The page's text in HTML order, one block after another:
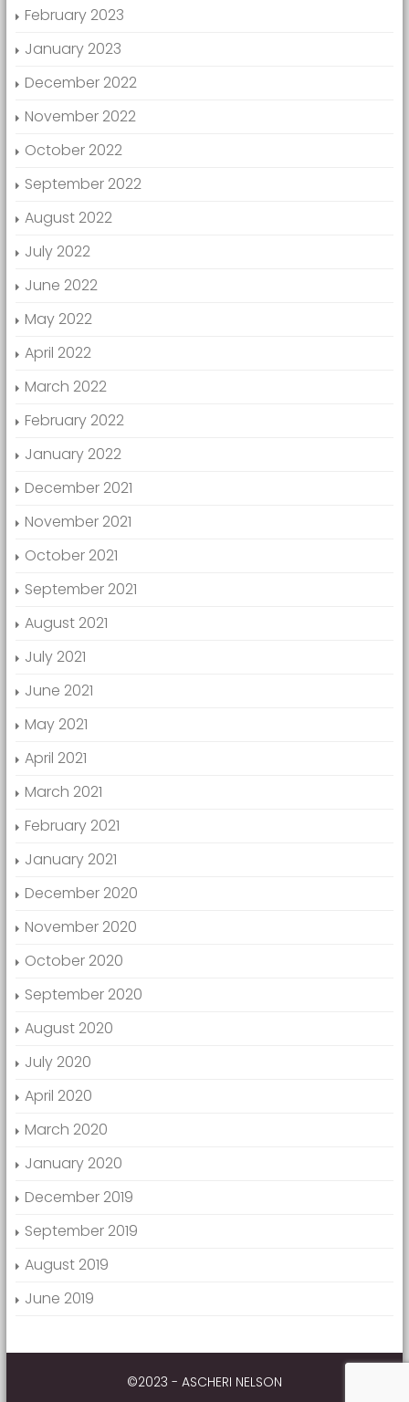
February 2023
January 2023
December 2022
November 2022
October 2022
September 2022
August 2022
July 2022
June 2022
May 2022
April 2022
March 2022
February 2022
January 2022
December 2021
November 2021
October 2021
September 2021
August 2021
July 2021
June 2021
May 2021
April 2021
March 2021
February 2021
January 2021
December 2020
November 2020
October 2020
September 2020
August 2020
July 2020
April 2020
March 2020
January 2020
December 2019
September 2019
August 2019
June 2019
©2023 - ASCHERI NELSON